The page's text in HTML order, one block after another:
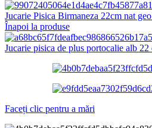
Jucarie Pisica Birmaneza 22cm nat geo
Înapoi la produse
Jucarie pisica de plus portocalie alb 22
Faceți clic pentru a mări